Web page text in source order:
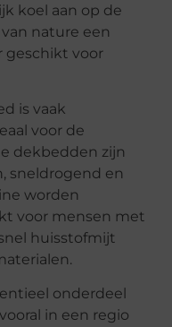
koel aan op de
nature een
geschikt voor
is vaak
voor de
dekbedden zijn
sneldrogend en
worden
voor mensen met
huisstofmijt
onderdeel
in een regio